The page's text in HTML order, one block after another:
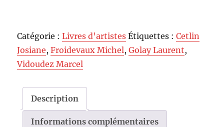
Catégorie :Livres d'artistes Étiquettes :Cetlin
Josiane,Froidevaux Michel,Golay Laurent,
Vidoudez Marcel
Description
Informations complémentaires